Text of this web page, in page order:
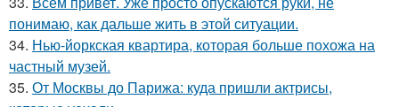
понимаю, как дальше жить в этой ситуации.
34. Нью-йоркская квартира, которая больше похожа на
частный музей.
35. От Москвы до Парижа: куда пришли актрисы,